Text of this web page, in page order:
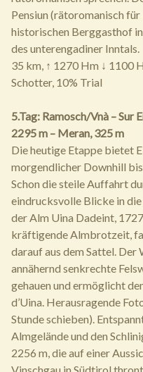
Pensiun (rätoromanisch
historischen Berggasthof
des unterengadiner Inntals.
35 km, ↑ 1270 Hm ↓ 1100
Schotter, 10% Trial
5.Tag: Ramosch/Vnà – Sur
2295 m – Meran, 325 m
Die heutige Etappe bietet
morgendlicher Downhill bis
Schon die steile Auffahrt
eindrucksvolle Blicke in
der Alm Uina Dadeint,
kräftigende Almbrotzeit,
darauf aus dem Sattel.
annähernd senkrechte
gehauen und ermöglicht
d’Uina. Herausragende
Stunde schieben).
Almgelände und den
2256 m, die auf einer